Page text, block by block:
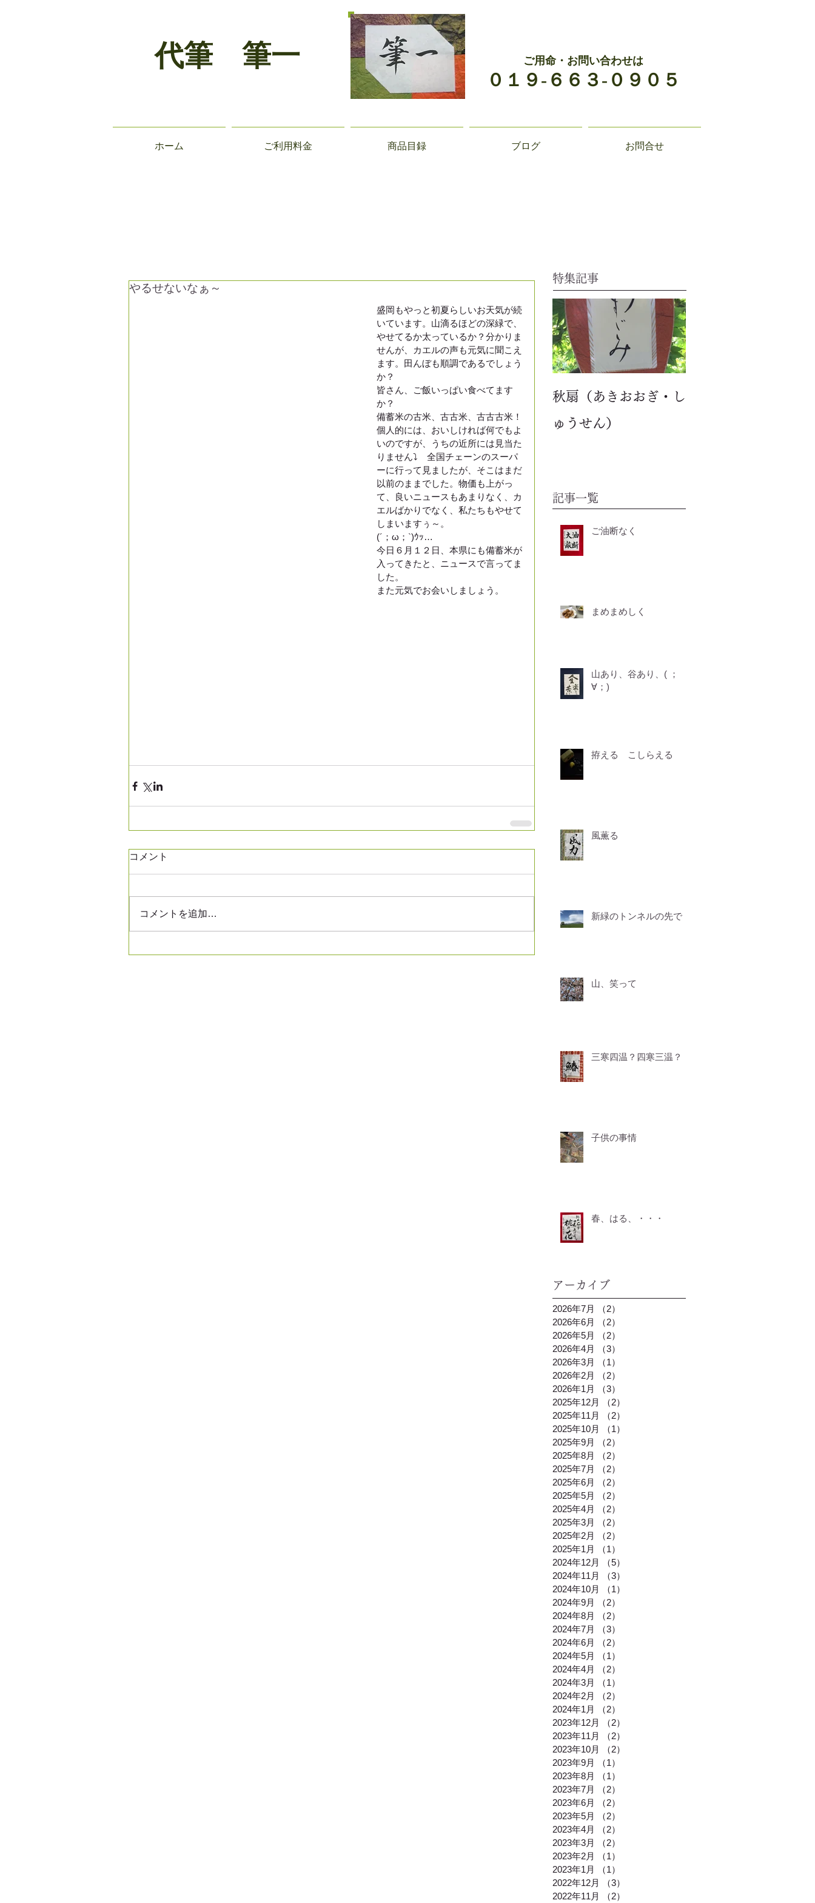
代筆 筆一 ご用命・お問い合わせは
０１９-６６３-０９０５
ホーム ご利用料金 商品目録 ブログ お問合せ
やるせないなぁ～
盛岡もやっと初夏らしいお天気が続
いています。山滴るほどの深緑で、
やせてるか太っているか？分かりま
せんが、カエルの声も元気に聞こえ
ます。田んぼも順調であるでしょう
か？
皆さん、ご飯いっぱい食べてます
か？
備蓄米の古米、古古米、古古古米！
個人的には、おいしければ何でもよ
いのですが、うちの近所には見当た
りません⤵　全国チェーンのスーパ
ーに行って見ましたが、そこはまだ
以前のままでした。物価も上がっ
て、良いニュースもあまりなく、カ
エルばかりでなく、私たちもやせて
しまいますぅ～。
(´；ω；`)ｳｯ…
今日６月１２日、本県にも備蓄米が
入ってきたと、ニュースで言ってま
した。
また元気でお会いしましょう。
コメント
コメントを追加…
特集記事
秋扇（あきおおぎ・し
ゅうせん）
記事一覧
ご油断なく
まめまめしく
山あり、谷あり、( ；
∀；)
拵える こしらえる
風薫る
新緑のトンネルの先で
山、笑って
三寒四温？四寒三温？
子供の事情
春、はる、・・・
アーカイブ
2026年7月 （2）
2026年6月
（2）
2026年5月
（2）
2026年4月
（3）
2026年3月
（1）
2026年2月
（2）
2026年1月
（3）
2025年12月
（2）
2025年11月
（2）
2025年10月
（1）
2025年9月
（2）
2025年8月
（2）
2025年7月
（2）
2025年6月
（2）
2025年5月
（2）
2025年4月
（2）
2025年3月
（2）
2025年2月
（2）
2025年1月
（1）
2024年12月
（5）
2024年11月
（3）
2024年10月
（1）
2024年9月
（2）
2024年8月
（2）
2024年7月
（3）
2024年6月
（2）
2024年5月
（1）
2024年4月
（2）
2024年3月
（1）
2024年2月
（2）
2024年1月
（2）
2023年12月
（2）
2023年11月
（2）
2023年10月
（2）
2023年9月
（1）
2023年8月
（1）
2023年7月
（2）
2023年6月
（2）
2023年5月
（2）
2023年4月
（2）
2023年3月
（2）
2023年2月
（1）
2023年1月
（1）
2022年12月
（3）
2022年11月
（2）